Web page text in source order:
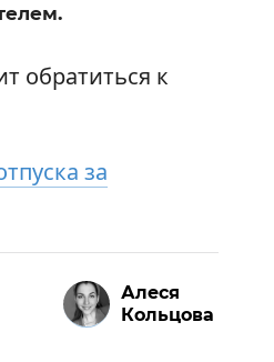
обратиться к
за
Алеся
Кольцова